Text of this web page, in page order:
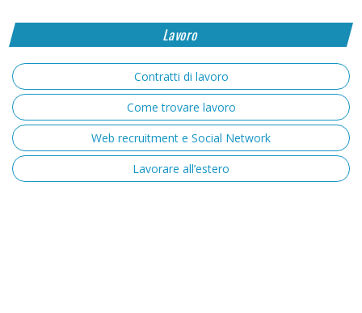
Lavoro
Contratti di lavoro
Come trovare lavoro
Web recruitment e Social Network
Lavorare all’estero